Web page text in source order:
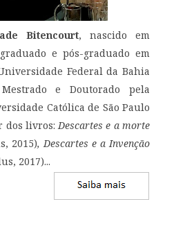
Bitencourt, nascido em
e pós-graduado em
Federal da Bahia
e Doutorado pela
Católica de São Paulo
dos livros: Descartes e a morte
2015), Descartes e a Invenção
2017)...